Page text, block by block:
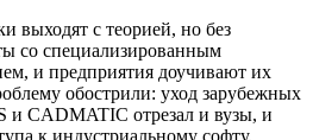
выходят с теорией, но без
со специализированным
и предприятия доучивают их
обострили: уход зарубежных
и CADMATIC отрезал и вузы, и
к индустриальному софту.